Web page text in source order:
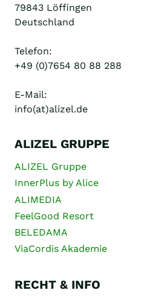
79843 Löffingen
Deutschland
Telefon:
+49 (0)7654 80 88 288
E-Mail:
info(at)alizel.de
ALIZEL GRUPPE
ALIZEL Gruppe
InnerPlus by Alice
ALIMEDIA
FeelGood Resort
BELEDAMA
ViaCordis Akademie
RECHT & INFO